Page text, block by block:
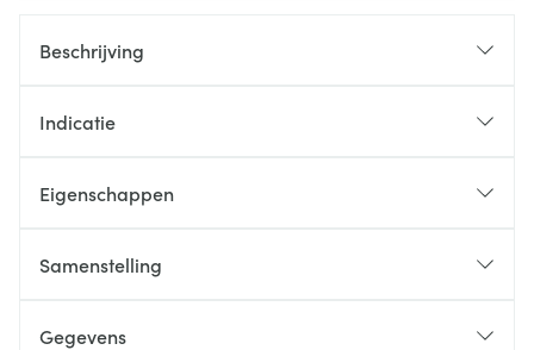
Beschrijving
Indicatie
Eigenschappen
Samenstelling
Gegevens